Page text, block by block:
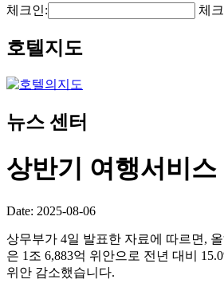
체크인:
체
호텔지도
뉴스 센터
상반기 여행서비스
Date: 2025-08-06
상무부가 4일 발표한 자료에 따르면,
은 1조 6,883억 위안으로 전년 대비
위안 감소했습니다.